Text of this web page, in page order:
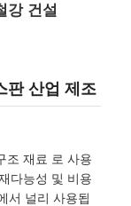
강 건설
판 산업 제조
조 재료 로 사용
다능성 및 비용
서 널리 사용됩